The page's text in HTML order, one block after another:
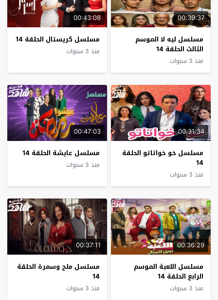
00:39:37
مسلسل ليه لا الموسم
الثالث الحلقة 14
منذ 3 سنوات
00:43:08
مسلسل كريستال الحلقة 14
منذ 3 سنوات
00:31:34
مسلسل خو خواتاتو الحلقة
14
منذ 3 سنوات
00:47:03
مسلسل عايشة الحلقة 14
منذ 3 سنوات
00:36:29
مسلسل اللعبة الموسم
الرابع الحلقة 14
منذ 3 سنوات
00:37:11
مسلسل ملح وسمرة الحلقة
14
منذ 3 سنوات